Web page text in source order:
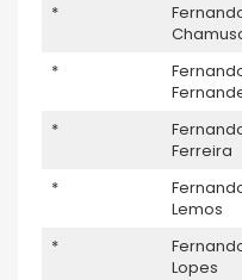
*
*
*
Ferreira
*
Lemos
*
Lopes